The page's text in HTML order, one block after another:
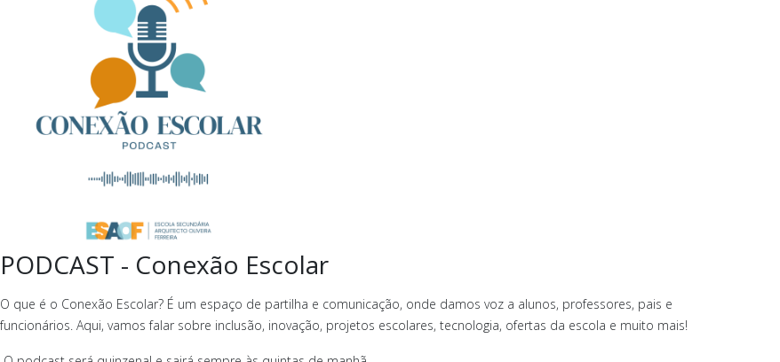
PODCAST - Conexão Escolar
O que é o Conexão Escolar? É um espaço de partilha e comunicação, onde damos voz a alunos, professores, pais e
funcionários. Aqui, vamos falar sobre inclusão, inovação, projetos escolares, tecnologia, ofertas da escola e muito mais!